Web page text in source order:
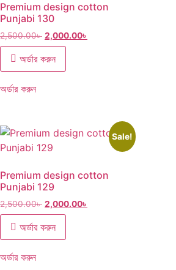
Premium design cotton
Punjabi 130
2,500.00৳ 2,000.00৳
অর্ডার করুন
অর্ডার করুন
Sale!
Premium design cotton
Punjabi 129
2,500.00৳ 2,000.00৳
অর্ডার করুন
অর্ডার করুন